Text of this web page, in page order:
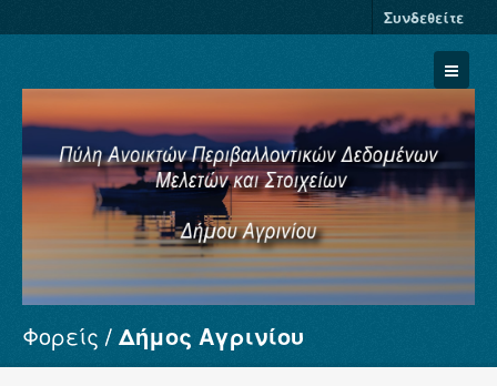
Συνδεθείτε
Σύνολα Δεδομένων
Φορείς
Φορείς Δήμος Αγρινίου